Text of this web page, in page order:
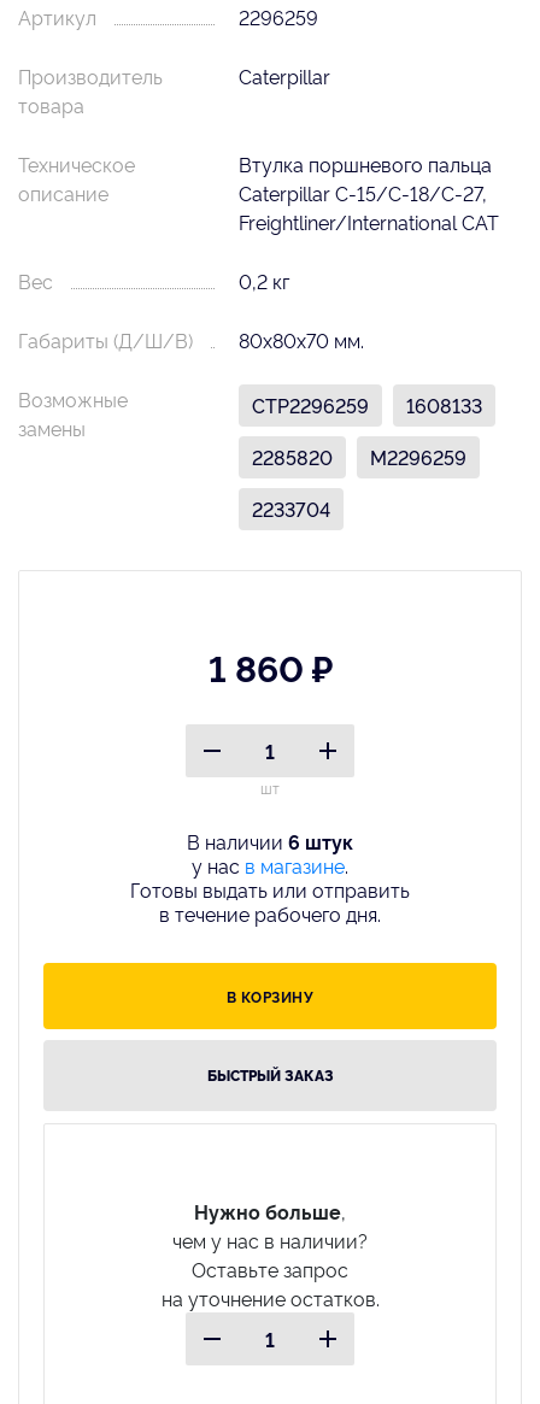
Артикул 2296259
Производитель
товара
Caterpillar
Техническое
описание
Втулка поршневого пальца
Caterpillar C-15/C-18/C-27,
Freightliner/International CAT
Вес 0,2 кг
Габариты (Д/Ш/В) 80х80х70 мм.
Возможные
замены
CTP2296259
1608133
2285820
M2296259
2233704
1 860 ₽
шт
В наличии 6 штук
у нас в магазине.
Готовы выдать или отправить
в течение рабочего дня.
В КОРЗИНУ
БЫСТРЫЙ ЗАКАЗ
Нужно больше,
чем у нас в наличии?
Оставьте запрос
на уточнение остатков.